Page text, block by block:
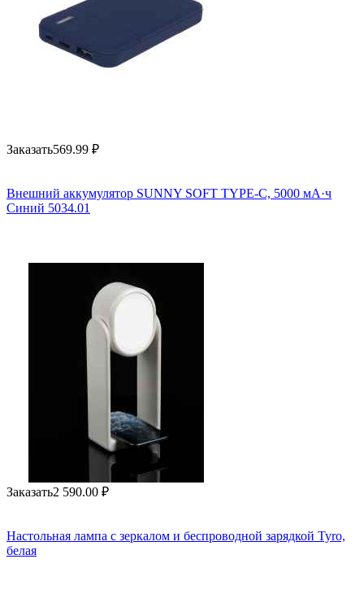
Заказать569.99 ₽
Внешний аккумулятор SUNNY SOFT TYPE-C, 5000 мА·ч
Синий 5034.01
Заказать2 590.00 ₽
Настольная лампа с зеркалом и беспроводной зарядкой Tyro,
белая